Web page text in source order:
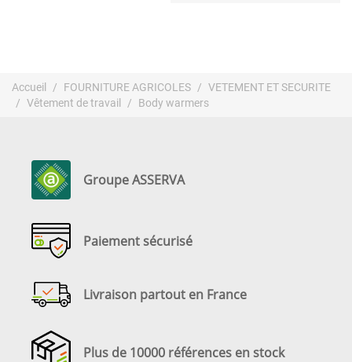
Accueil FOURNITURE AGRICOLES
VETEMENT ET SECURITE
Vêtement de travail
Body warmers
Groupe ASSERVA
Paiement sécurisé
Livraison partout en France
Plus de 10000 références en stock